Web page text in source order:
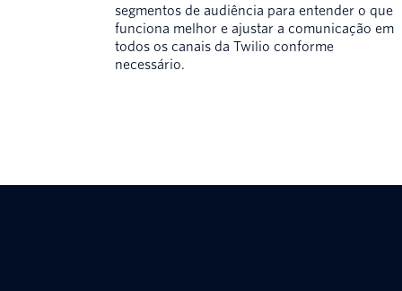
segmentos de audiência para entender o que
funciona melhor e ajustar a comunicação em
todos os canais da Twilio conforme
necessário.